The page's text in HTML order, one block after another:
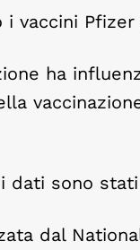
vaccini Pfizer
ha
dati sono
dal